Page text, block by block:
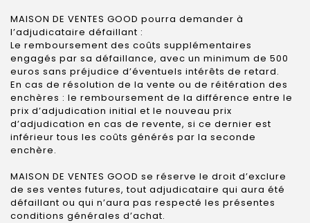
MAISON DE VENTES GOOD pourra demander à
l’adjudicataire défaillant :
Le remboursement des coûts supplémentaires
engagés par sa défaillance, avec un minimum de 500
euros sans préjudice d’éventuels intérêts de retard.
En cas de résolution de la vente ou de réitération des
enchères : le remboursement de la différence entre le
prix d’adjudication initial et le nouveau prix
d’adjudication en cas de revente, si ce dernier est
inférieur tous les coûts générés par la seconde
enchère.
MAISON DE VENTES GOOD se réserve le droit d’exclure
de ses ventes futures, tout adjudicataire qui aura été
défaillant ou qui n’aura pas respecté les présentes
conditions générales d’achat.